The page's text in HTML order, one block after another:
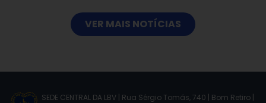
VER MAIS NOTÍCIAS
SEDE CENTRAL DA LBV | Rua Sérgio Tomás, 740 | Bom Retiro |